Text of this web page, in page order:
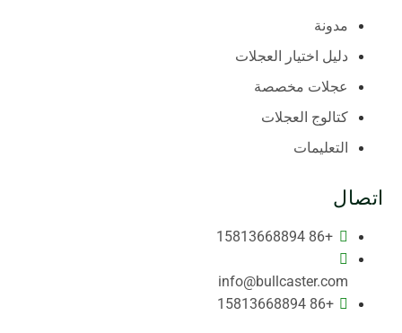
مدونة
دليل اختيار العجلات
عجلات مخصصة
كتالوج العجلات
التعليمات
اتصال
+86 15813668894
info@bullcaster.com
+86 15813668894